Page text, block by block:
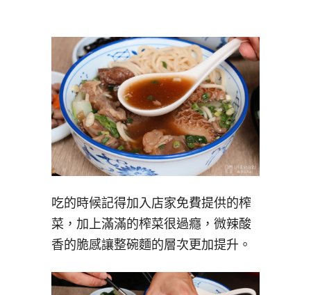
吃的時候記得加入店家免費提供的榨
菜，加上滿滿的榨菜很過癮，微辣酸
香的脆感讓整碗麵的層次更加提升。